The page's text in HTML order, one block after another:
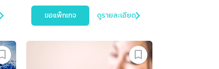
ขอแพ็กเกจ ดูรายละเอียด